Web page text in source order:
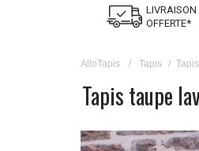
LIVRAISON
OFFERTE*
AlloTapis / Tapis /
Tapis taupe